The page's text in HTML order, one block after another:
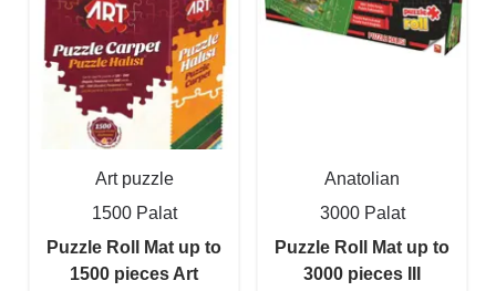
Art puzzle
1500 Palat
Puzzle Roll Mat up to
1500 pieces Art
Anatolian
3000 Palat
Puzzle Roll Mat up to
3000 pieces III